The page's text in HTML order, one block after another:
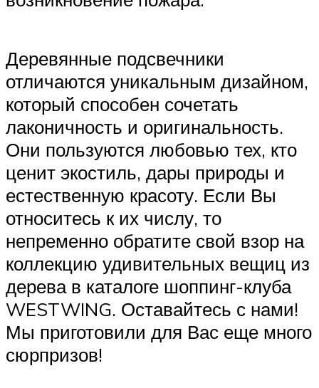
Деревянные подсвечники
отличаются уникальным дизайном,
который способен сочетать
лаконичность и оригинальность.
Они пользуются любовью тех, кто
ценит экостиль, дары природы и
естественную красоту. Если Вы
относитесь к их числу, то
непременно обратите свой взор на
коллекцию удивительных вещиц из
дерева в каталоге шоппинг-клуба
WESTWING. Оставайтесь с нами!
Мы приготовили для Вас еще много
сюрпризов!